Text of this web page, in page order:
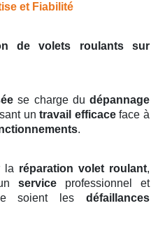
et Fiabilité
de volets roulants sur
se charge du dépannage
untravail efficaceface à
.
la réparation volet roulant,
serviceprofessionnel et
soient les défaillances